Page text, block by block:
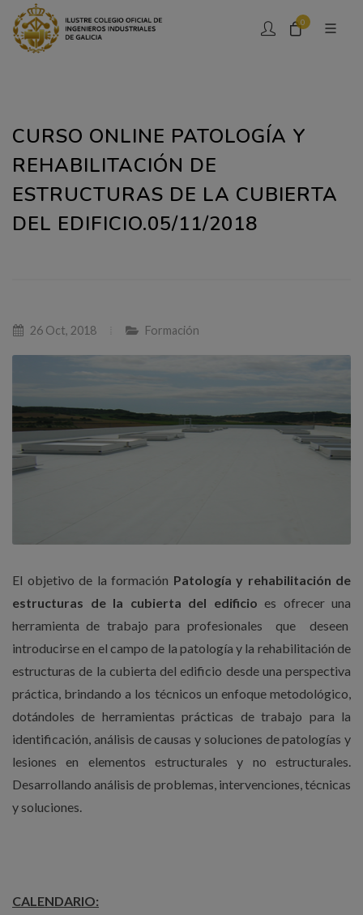
0
CURSO ONLINE PATOLOGÍA Y
REHABILITACIÓN DE
ESTRUCTURAS DE LA CUBIERTA
DEL EDIFICIO.05/11/2018
26 Oct, 2018 Formación
El objetivo de la formación Patología y rehabilitación de
estructuras de la cubierta del edificio es ofrecer una
herramienta de trabajo para profesionales que deseen
introducirse en el campo de la patología y la rehabilitación de
estructuras de la cubierta del edificio desde una perspectiva
práctica, brindando a los técnicos un enfoque metodológico,
dotándoles de herramientas prácticas de trabajo para la
identificación, análisis de causas y soluciones de patologías y
lesiones en elementos estructurales y no estructurales.
Desarrollando análisis de problemas, intervenciones, técnicas
y soluciones.
CALENDARIO: